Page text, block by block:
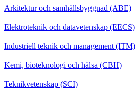
Arkitektur och samhällsbyggnad (ABE)
Elektroteknik och datavetenskap (EECS)
Industriell teknik och management (ITM)
Kemi, bioteknologi och hälsa (CBH)
Teknikvetenskap (SCI)